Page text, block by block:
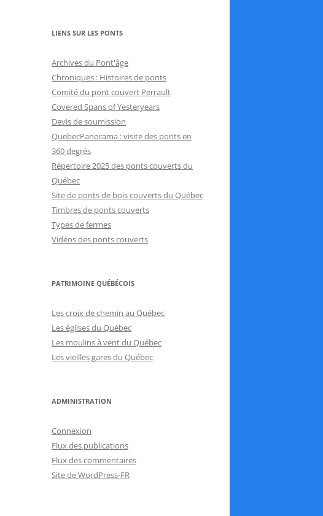
LIENS SUR LES PONTS
Archives du Pont'âge
Chroniques : Histoires de ponts
Comité du pont couvert Perrault
Covered Spans of Yesteryears
Devis de soumission
QuebecPanorama : visite des ponts en
360 degrés
Répertoire 2025 des ponts couverts du
Québec
Site de ponts de bois couverts du Québec
Timbres de ponts couverts
Types de fermes
Vidéos des ponts couverts
PATRIMOINE QUÉBÉCOIS
Les croix de chemin au Québec
Les églises du Québec
Les moulins à vent du Québec
Les vieilles gares du Québec
ADMINISTRATION
Connexion
Flux des publications
Flux des commentaires
Site de WordPress-FR